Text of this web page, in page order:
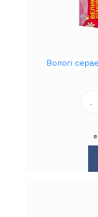
Вологі
-